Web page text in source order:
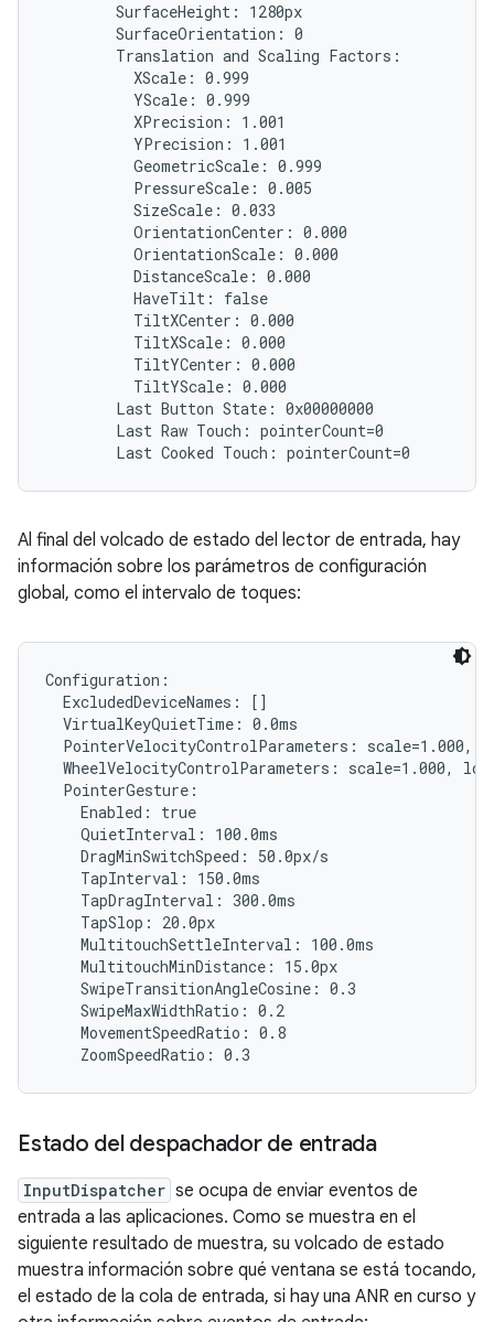
        SurfaceHeight: 1280px
        SurfaceOrientation: 0
        Translation and Scaling Factors:
          XScale: 0.999
          YScale: 0.999
          XPrecision: 1.001
          YPrecision: 1.001
          GeometricScale: 0.999
          PressureScale: 0.005
          SizeScale: 0.033
          OrientationCenter: 0.000
          OrientationScale: 0.000
          DistanceScale: 0.000
          HaveTilt: false
          TiltXCenter: 0.000
          TiltXScale: 0.000
          TiltYCenter: 0.000
          TiltYScale: 0.000
        Last Button State: 0x00000000
        Last Raw Touch: pointerCount=0
Al final del volcado de estado del lector de entrada, hay
información sobre los parámetros de configuración
global, como el intervalo de toques:
Configuration:
  ExcludedDeviceNames: []
  VirtualKeyQuietTime: 0.0ms
PointerVelocityControlParameters: scale=1.000,
WheelVelocityControlParameters: scale=1.000,
  PointerGesture:
    Enabled: true
    QuietInterval: 100.0ms
    DragMinSwitchSpeed: 50.0px/s
    TapInterval: 150.0ms
    TapDragInterval: 300.0ms
    TapSlop: 20.0px
    MultitouchSettleInterval: 100.0ms
    MultitouchMinDistance: 15.0px
    SwipeTransitionAngleCosine: 0.3
    SwipeMaxWidthRatio: 0.2
    MovementSpeedRatio: 0.8
Estado del despachador de entrada
InputDispatcher se ocupa de enviar eventos de
entrada a las aplicaciones. Como se muestra en el
siguiente resultado de muestra, su volcado de estado
muestra información sobre qué ventana se está tocando,
el estado de la cola de entrada, si hay una ANR en curso y